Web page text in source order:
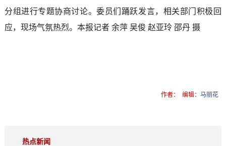
分组进行专题协商讨论。委员们踊跃发言，相关部门积极回
应，现场气氛热烈。本报记者 余萍 吴俊 赵亚玲 邵丹 摄
作者： 编辑：马丽花
热点新闻